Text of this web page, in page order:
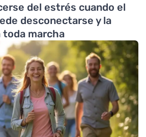
del estrés cuando el
desconectarse y la
marcha